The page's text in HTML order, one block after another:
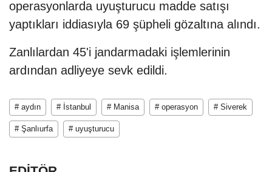
operasyonlarda uyuşturucu madde satışı
yaptıkları iddiasıyla 69 şüpheli gözaltına alındı.
Zanlılardan 45'i jandarmadaki işlemlerinin
ardından adliyeye sevk edildi.
# aydın # İstanbul # Manisa # operasyon # Siverek
# Şanlıurfa # uyuşturucu